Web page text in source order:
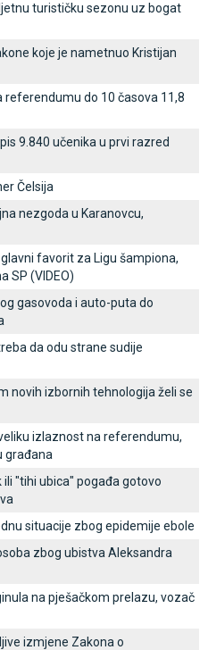
turističku sezonu uz bogat
koje je nametnuo Kristijan
referendumu do 10 časova 11,8
9.840 učenika u prvi razred
Čelsija
nezgoda u Karanovcu,
glavni favorit za Ligu šampiona,
SP (VIDEO)
gasovoda i auto-puta do
da odu strane sudije
novih izbornih tehnologija želi se
izlaznost na referendumu,
građana
ili "tihi ubica" pogađa gotovo
situacije zbog epidemije ebole
zbog ubistva Aleksandra
na pješačkom prelazu, vozač
izmjene Zakona o